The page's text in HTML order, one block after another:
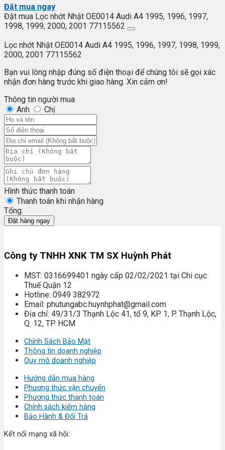
Đặt mua ngay
Đặt mua Lọc nhớt Nhật OE0014 Audi A4 1995, 1996, 1997,
1998, 1999, 2000, 2001 77115562
Lọc nhớt Nhật OE0014 Audi A4 1995, 1996, 1997, 1998, 1999,
2000, 2001 77115562
Bạn vui lòng nhập đúng số điện thoại để chúng tôi sẽ gọi xác
nhận đơn hàng trước khi giao hàng. Xin cảm ơn!
Thông tin người mua
Anh
Chị
Hình thức thanh toán
Thanh toán khi nhận hàng
Tổng:
Đặt hàng ngay
Công ty TNHH XNK TM SX Huỳnh Phát
MST: 0316699401 ngày cấp 02/02/2021 tại Chi cục
Thuế Quận 12
Hotline: 0949 382972
Email: phutungabc.huynhphat@gmail.com
Địa chỉ: 49/31/3 Thạnh Lộc 41, tổ 9, KP. 1, P. Thạnh Lộc,
Q. 12, TP. HCM
Chính Sách Bảo Mật
Thông tin doanh nghiệp
Quy mô doanh nghiệp
Hướng dẫn mua hàng
Phương thức vận chuyển
Phương thức thanh toán
Chính sách kiểm hàng
Bảo Hành & Đổi Trả
Kết nối mạng xã hội: